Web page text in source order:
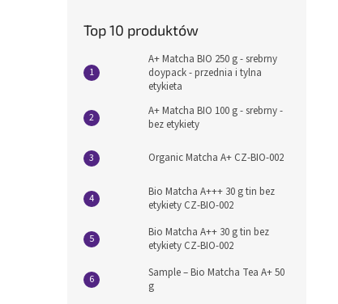
Top 10 produktów
A+ Matcha BIO 250 g - srebrny
doypack - przednia i tylna
etykieta
A+ Matcha BIO 100 g - srebrny -
bez etykiety
Organic Matcha A+ CZ-BIO-002
Bio Matcha A+++ 30 g tin bez
etykiety CZ-BIO-002
Bio Matcha A++ 30 g tin bez
etykiety CZ-BIO-002
Sample – Bio Matcha Tea A+ 50
g